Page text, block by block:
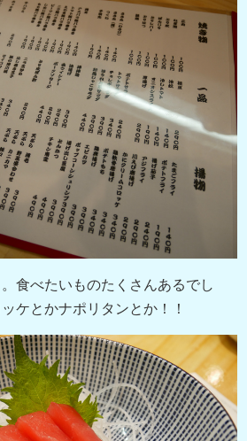
食べたいものたくさんあるでし
ケとかナポリタンとか！！